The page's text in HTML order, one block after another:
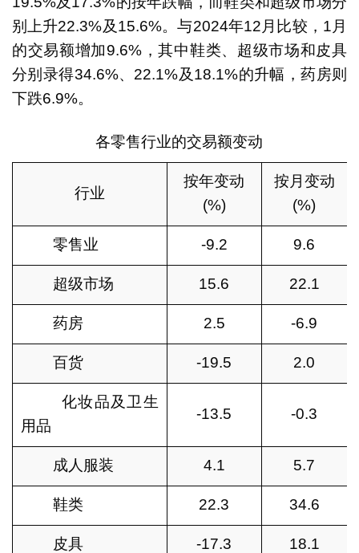
别上升22.3%及15.6%。与2024年12月比较，1月
的交易额增加9.6%，其中鞋类、超级市场和皮具
分别录得34.6%、22.1%及18.1%的升幅，药房则
下跌6.9%。
各零售行业的交易额变动
行业
按年变动
(%)
按月变动
(%)
零售业 -9.2 9.6
超级市场 15.6 22.1
药房 2.5 -6.9
百货 -19.5 2.0
化妆品及卫生
用品
-13.5 -0.3
成人服装 4.1 5.7
鞋类 22.3 34.6
皮具 -17.3 18.1